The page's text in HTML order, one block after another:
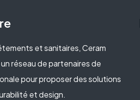
et sanitaires, Ceram
réseau de partenaires de
pour proposer des solutions
et design.